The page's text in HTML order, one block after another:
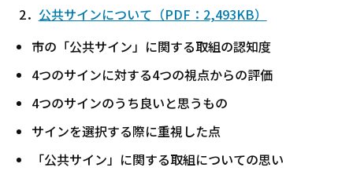
2． 公共サインについて（PDF：2,493KB）
市の「公共サイン」に関する取組の認知度
4つのサインに対する4つの視点からの評価
4つのサインのうち良いと思うもの
サインを選択する際に重視した点
「公共サイン」に関する取組についての思い